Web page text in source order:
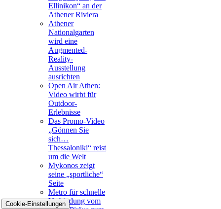
Ellinikon“ an der
Athener Riviera
Athener
Nationalgarten
wird eine
Augmented-
Reality-
Ausstellung
ausrichten
Open Air Athen:
Video wirbt für
Outdoor-
Erlebnisse
Das Promo-Video
„Gönnen Sie
sich…
Thessaloniki“ reist
um die Welt
Mykonos zeigt
seine „sportliche“
Seite
Metro für schnelle
Verbindung vom
Cookie-Einstellungen